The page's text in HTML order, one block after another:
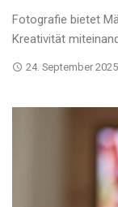
Fotografie bietet
Kreativität
24. September 2025